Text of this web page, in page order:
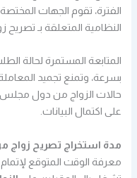
الفترة، تقوم الجهات
النظامية المتعلقة بـ تصريح
المتابعة المستمرة لحالة
بسرعة، وتمنع تجميد
حالات الزواج من دول مجلس
على اكتمال البيانات.
مدة استخراج تصريح زواج
معرفة الوقت المتوقع لإتمام